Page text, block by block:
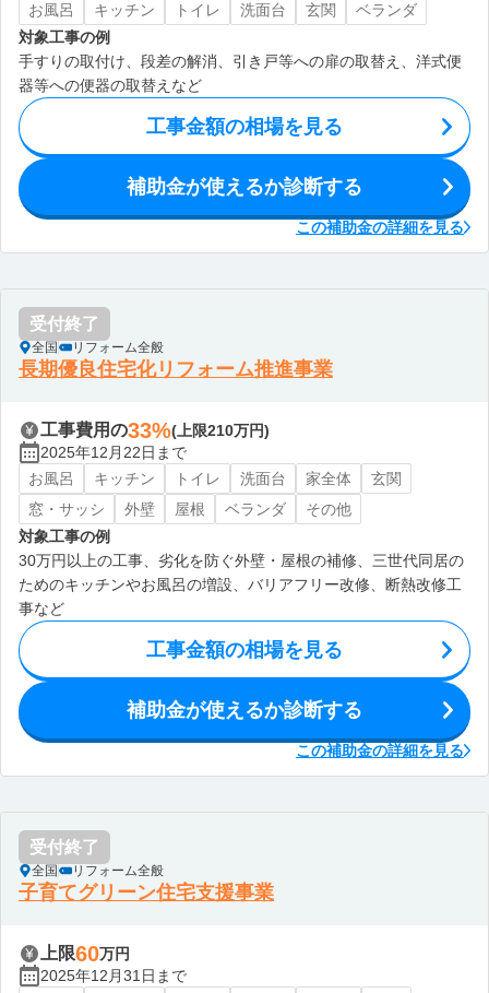
お風呂
キッチン トイレ 洗面台 玄関
ベランダ
対象工事の例
手すりの取付け、段差の解消、引き戸等への扉の取替え、洋式便
器等への便器の取替えなど
工事金額の相場を見る
補助金が使えるか診断する
この補助金の詳細を見る
受付終了
全国 リフォーム全般
長期優良住宅化リフォーム推進事業
工事費用の33%(上限210万円)
2025年12月22日まで
お風呂
キッチン トイレ 洗面台 家全体
玄関
窓・サッシ
外壁 屋根 ベランダ
その他
対象工事の例
30万円以上の工事、劣化を防ぐ外壁・屋根の補修、三世代同居の
ためのキッチンやお風呂の増設、バリアフリー改修、断熱改修工
事など
工事金額の相場を見る
補助金が使えるか診断する
この補助金の詳細を見る
受付終了
全国 リフォーム全般
子育てグリーン住宅支援事業
上限60万円
2025年12月31日まで